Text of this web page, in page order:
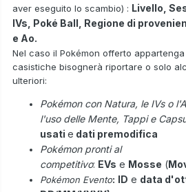
aver eseguito lo scambio) : Livello,
IVs, Poké Ball, Regione di
e Ao.
Nel caso il Pokémon offerto
casistiche bisognerà riportare o solo
ulteriori:
Pokémon con Natura, le IVs o
l'uso delle Mente, Tappi e
usati e dati premodifica
Pokémon pronti al
competitivo: EVs e Mosse (
Pokémon Evento: ID e data